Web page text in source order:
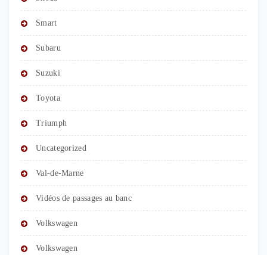
Smart
Subaru
Suzuki
Toyota
Triumph
Uncategorized
Val-de-Marne
Vidéos de passages au banc
Volkswagen
Volkswagen